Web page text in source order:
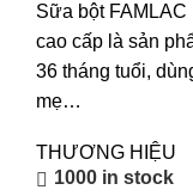
Sữa bột
cao cấp là sản
36 tháng tuổi,
mẹ…
THƯƠNG HIỆU
1000 in stock